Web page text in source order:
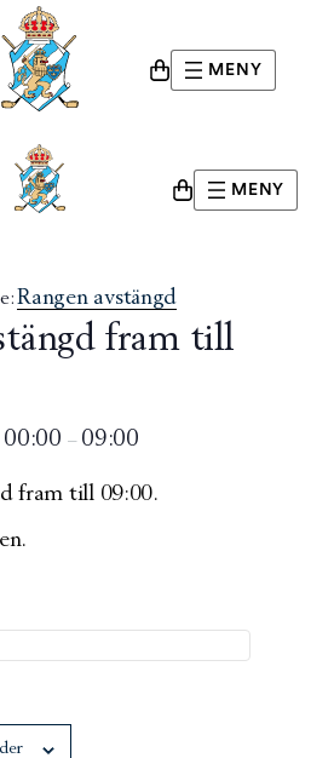
MENY
MENY
Rangen avstängd
fram till
00:00 – 09:00
fram till 09:00.